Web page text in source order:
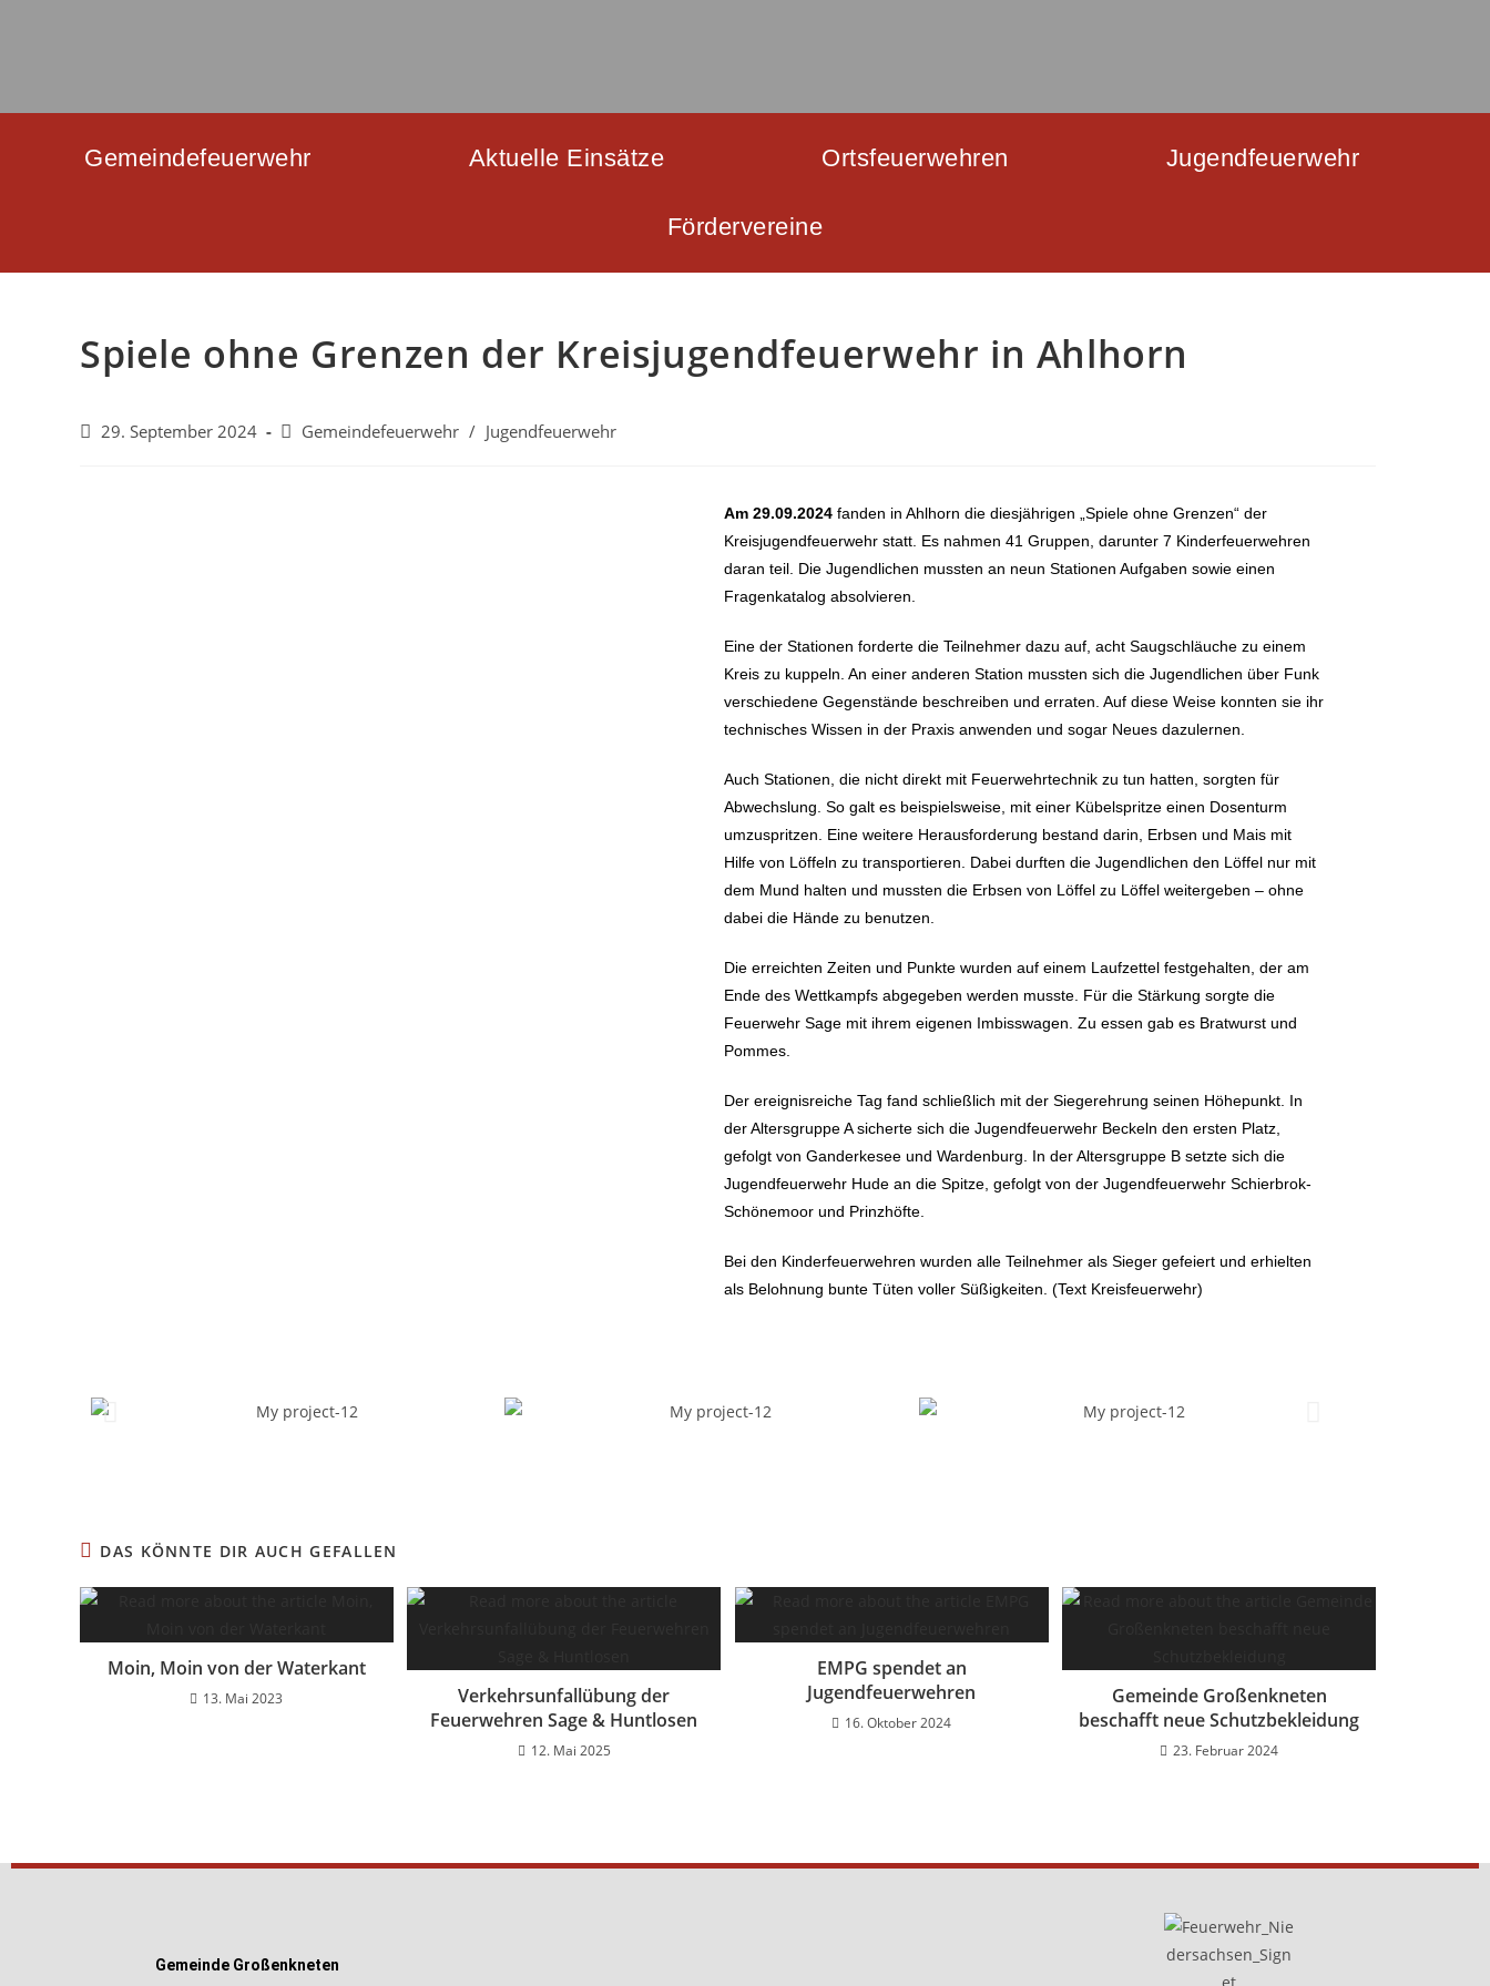
Gemeindefeuerwehr Aktuelle Einsätze Ortsfeuerwehren Jugendfeuerwehr
Fördervereine
Spiele ohne Grenzen der Kreisjugendfeuerwehr in Ahlhorn
29. September 2024 Gemeindefeuerwehr / Jugendfeuerwehr
Am 29.09.2024fanden in Ahlhorn die diesjährigen „Spiele ohne Grenzen“ der
Kreisjugendfeuerwehr statt. Es nahmen 41 Gruppen, darunter 7 Kinderfeuerwehren
daran teil. Die Jugendlichen mussten an neun Stationen Aufgaben sowie einen
Fragenkatalog absolvieren.
Eine der Stationen forderte die Teilnehmer dazu auf, acht Saugschläuche zu einem
Kreis zu kuppeln. An einer anderen Station mussten sich die Jugendlichen über Funk
verschiedene Gegenstände beschreiben und erraten. Auf diese Weise konnten sie ihr
technisches Wissen in der Praxis anwenden und sogar Neues dazulernen.
Auch Stationen, die nicht direkt mit Feuerwehrtechnik zu tun hatten, sorgten für
Abwechslung. So galt es beispielsweise, mit einer Kübelspritze einen Dosenturm
umzuspritzen. Eine weitere Herausforderung bestand darin, Erbsen und Mais mit
Hilfe von Löffeln zu transportieren. Dabei durften die Jugendlichen den Löffel nur mit
dem Mund halten und mussten die Erbsen von Löffel zu Löffel weitergeben – ohne
dabei die Hände zu benutzen.
Die erreichten Zeiten und Punkte wurden auf einem Laufzettel festgehalten, der am
Ende des Wettkampfs abgegeben werden musste. Für die Stärkung sorgte die
Feuerwehr Sage mit ihrem eigenen Imbisswagen. Zu essen gab es Bratwurst und
Pommes.
Der ereignisreiche Tag fand schließlich mit der Siegerehrung seinen Höhepunkt. In
der Altersgruppe A sicherte sich die Jugendfeuerwehr Beckeln den ersten Platz,
gefolgt von Ganderkesee und Wardenburg. In der Altersgruppe B setzte sich die
Jugendfeuerwehr Hude an die Spitze, gefolgt von der Jugendfeuerwehr Schierbrok-
Schönemoor und Prinzhöfte.
Bei den Kinderfeuerwehren wurden alle Teilnehmer als Sieger gefeiert und erhielten
als Belohnung bunte Tüten voller Süßigkeiten. (Text Kreisfeuerwehr)
DAS KÖNNTE DIR AUCH GEFALLEN
Moin, Moin von der Waterkant
13. Mai 2023
Verkehrsunfallübung der
Feuerwehren Sage & Huntlosen
12. Mai 2025
EMPG spendet an
Jugendfeuerwehren
16. Oktober 2024
Gemeinde Großenkneten
beschafft neue Schutzbekleidung
23. Februar 2024
Gemeinde Großenkneten